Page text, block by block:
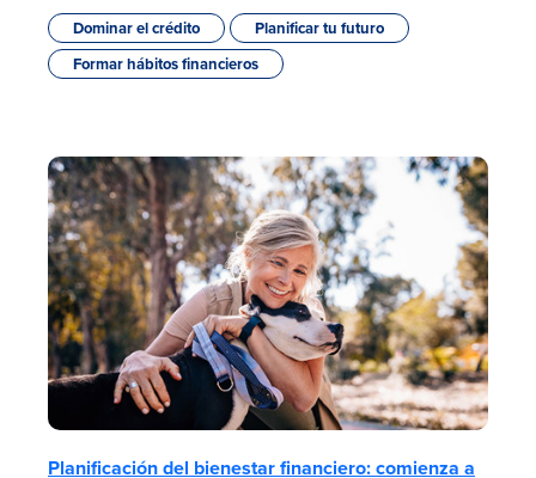
Dominar el crédito
Planificar tu futuro
Formar hábitos financieros
Planificación del bienestar financiero: comienza a